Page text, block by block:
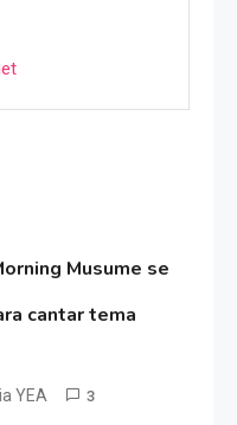
Musume se
cantar tema
YEA 3